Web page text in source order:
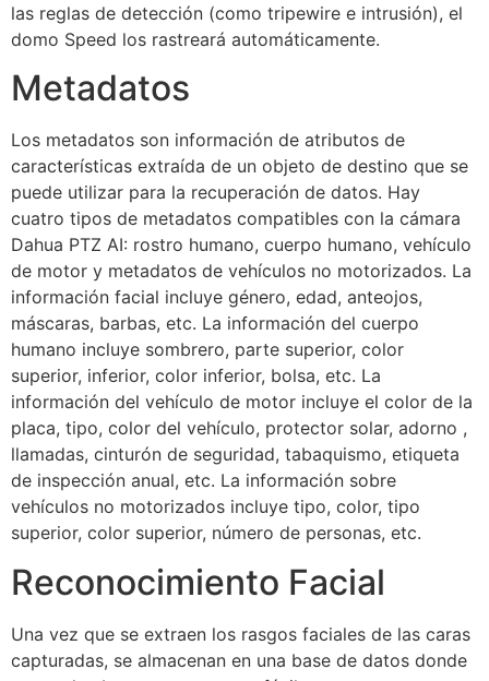
las reglas de detección (como tripewire e intrusión), el
domo Speed los rastreará automáticamente.
Metadatos
Los metadatos son información de atributos de
características extraída de un objeto de destino que se
puede utilizar para la recuperación de datos. Hay
cuatro tipos de metadatos compatibles con la cámara
Dahua PTZ AI: rostro humano, cuerpo humano, vehículo
de motor y metadatos de vehículos no motorizados. La
información facial incluye género, edad, anteojos,
máscaras, barbas, etc. La información del cuerpo
humano incluye sombrero, parte superior, color
superior, inferior, color inferior, bolsa, etc. La
información del vehículo de motor incluye el color de la
placa, tipo, color del vehículo, protector solar, adorno ,
llamadas, cinturón de seguridad, tabaquismo, etiqueta
de inspección anual, etc. La información sobre
vehículos no motorizados incluye tipo, color, tipo
superior, color superior, número de personas, etc.
Reconocimiento Facial
Una vez que se extraen los rasgos faciales de las caras
capturadas, se almacenan en una base de datos donde